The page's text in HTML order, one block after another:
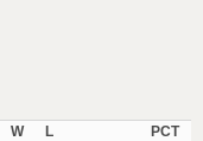
W L
PCT